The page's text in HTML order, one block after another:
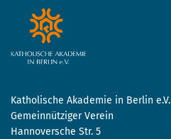
Katholische Akademie in Berlin e.V.
Gemeinnütziger Verein
Hannoversche Str. 5